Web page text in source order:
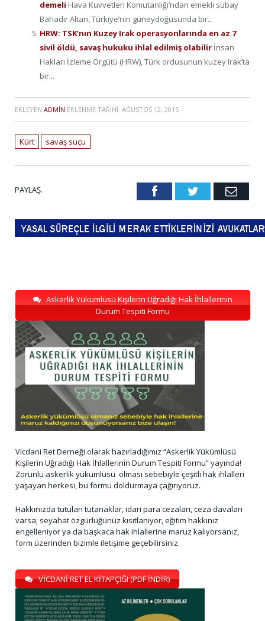
demeli Hava Kuvvetleri Komutanlığı’ndan emekli subay
Bahadır Altan, Türkiye’nin güneydoğusunda bir...
HRW: TSK’nın Kuzey Irak operasyonlarında en az 7
sivil öldü, savaş hukuku ihlal edilmiş olabilir İnsan
Hakları İzleme Örgütü (HRW), Türk ordusunun kuzey Irak’ta
bir...
EKLEYEN ADMIN EKLENME TARIHI: AĞUSTOS 12, 2015
Kürt savaş suçu
PAYLAŞ. FacebookTwitter Email
Askerlik Yükümlüsü Kişilerin Uğradığı Hak İhlallerinin
Durum Tespiti Formu
Vicdani Ret Derneği olarak hazırladığımız “Askerlik Yükümlüsü
Kişilerin Uğradığı Hak İhlallerinin Durum Tespiti Formu” yayında!
Zorunlu askerlik yükümlüsü olması sebebiyle çeşitli hak ihlalleri
yaşayan herkesi, bu formu doldurmaya çağırıyoruz.
Hakkınızda tutulan tutanaklar, idari para cezaları, ceza davaları
varsa; seyahat özgürlüğünüz kısıtlanıyor, eğitim hakkınız
engelleniyor ya da başkaca hak ihlallerine maruz kalıyorsanız,
form üzerinden bizimle iletişime geçebilirsiniz.
VİCDANİ RET EL KİTAPÇIĞI (PDF İNDİR)